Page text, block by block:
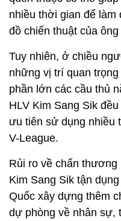
nhiều thời gian để làm
đồ chiến thuật của
Tuy nhiên, ở chiều
những vị trí quan
phần lớn các cầu thủ
HLV Kim Sang Sik
ưu tiên sử dụng nhiều
V-League.
Rủi ro về chấn
Kim Sang Sik tận
Quốc xây dựng thêm
dự phòng về nhân sự,